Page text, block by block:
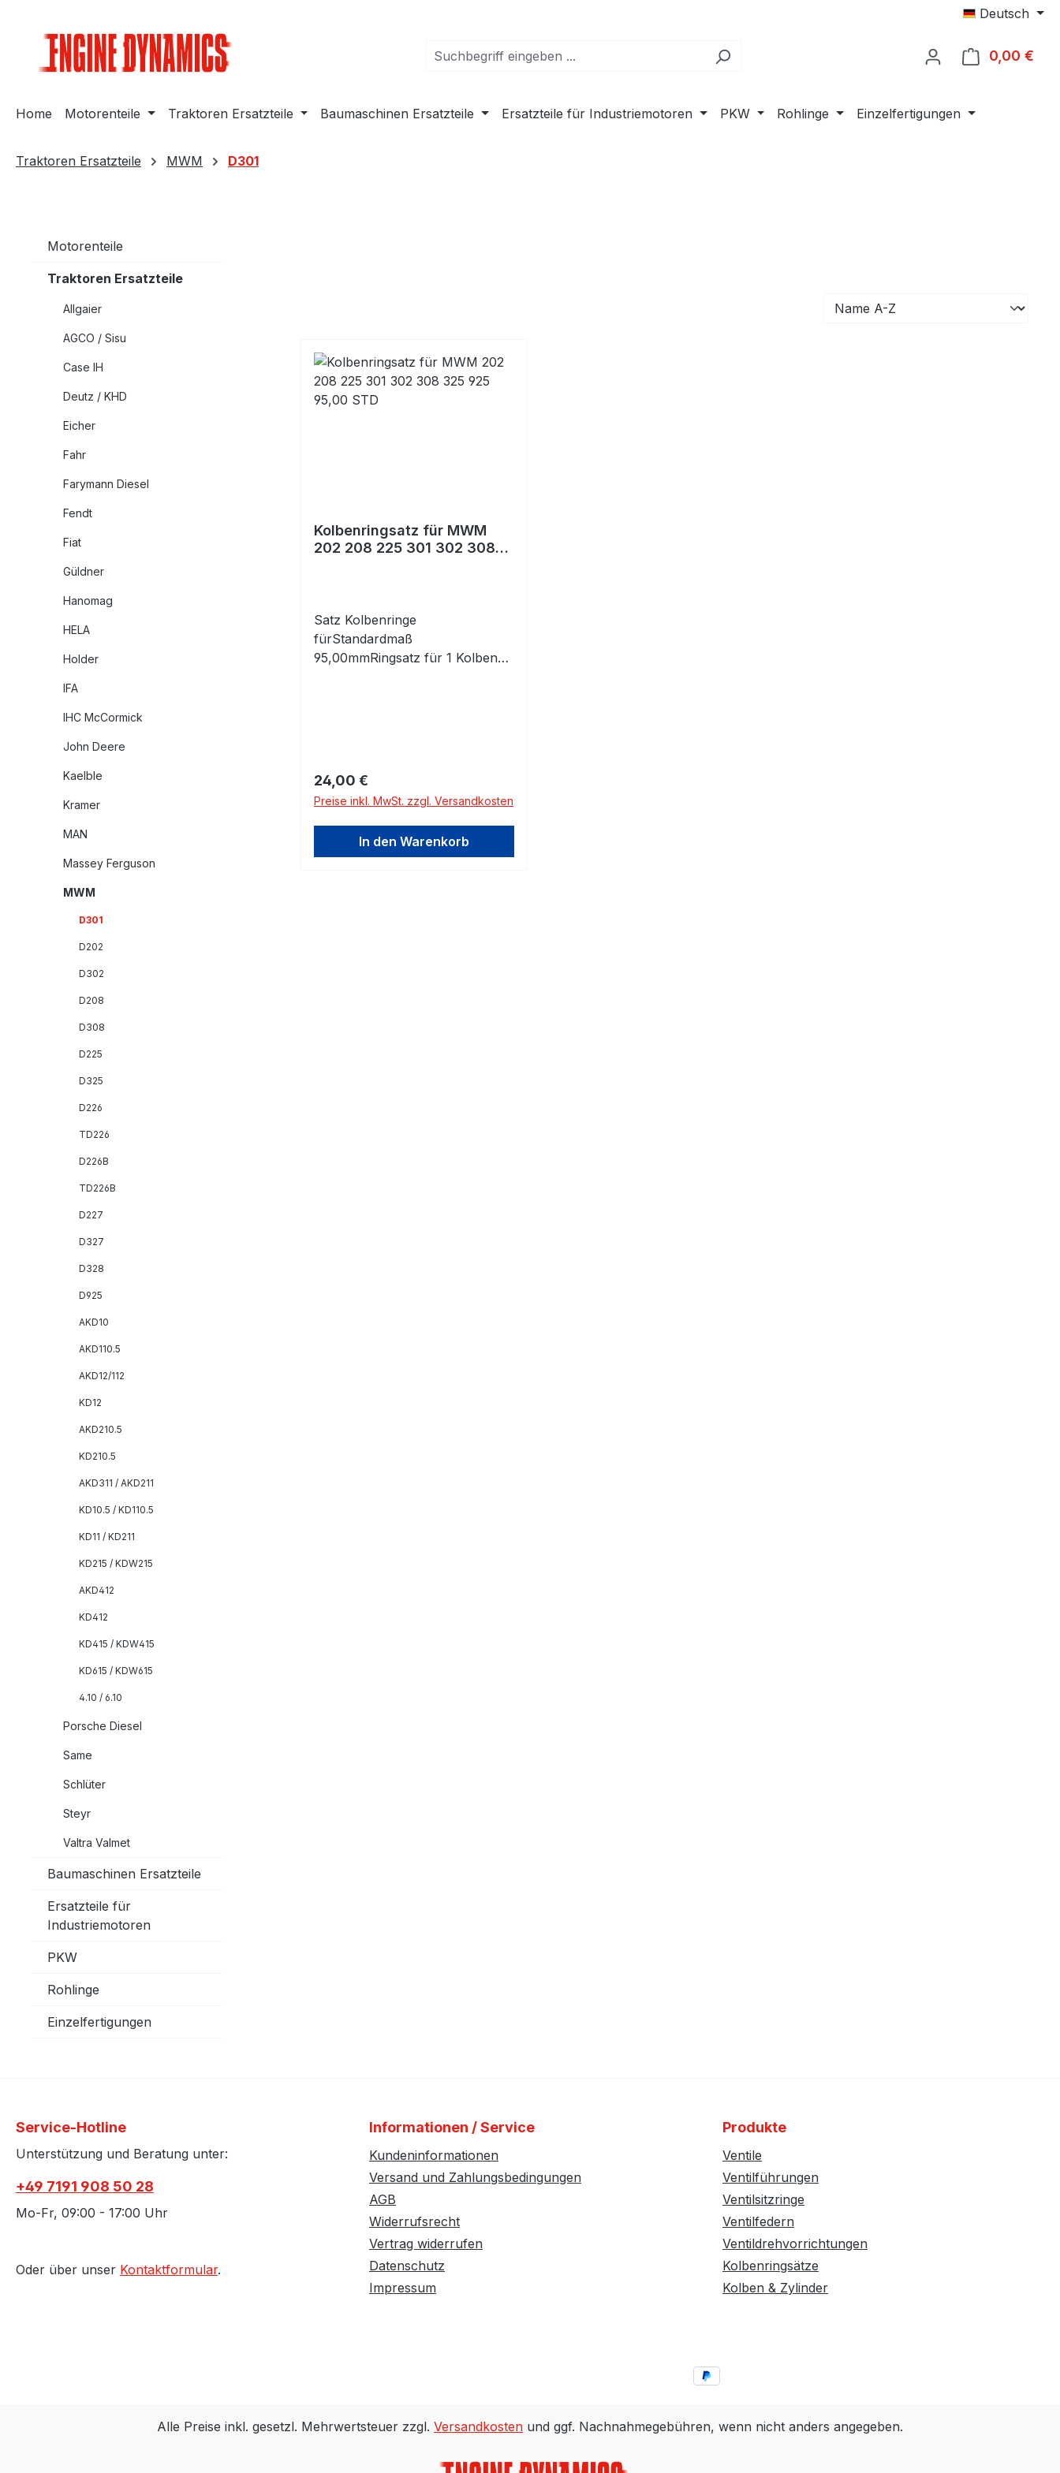
Deutsch
0,00 €
Home Motorenteile Traktoren Ersatzteile Baumaschinen Ersatzteile Ersatzteile für Industriemotoren PKW Rohlinge Einzelfertigungen
Traktoren Ersatzteile MWM D301
Motorenteile
Traktoren Ersatzteile
Allgaier
AGCO / Sisu
Case IH
Deutz / KHD
Eicher
Fahr
Farymann Diesel
Fendt
Fiat
Güldner
Hanomag
HELA
Holder
IFA
IHC McCormick
John Deere
Kaelble
Kramer
MAN
Massey Ferguson
MWM
D301
D202
D302
D208
D308
D225
D325
D226
TD226
D226B
TD226B
D227
D327
D328
D925
AKD10
AKD110.5
AKD12/112
KD12
AKD210.5
KD210.5
AKD311 / AKD211
KD10.5 / KD110.5
KD11 / KD211
KD215 / KDW215
AKD412
KD412
KD415 / KDW415
KD615 / KDW615
4.10 / 6.10
Porsche Diesel
Same
Schlüter
Steyr
Valtra Valmet
Baumaschinen Ersatzteile
Ersatzteile für
Industriemotoren
PKW
Rohlinge
Einzelfertigungen
Kolbenringsatz für MWM
202 208 225 301 302 308
Satz Kolbenringe
fürStandardmaß
95,00mmRingsatz für 1 Kolben
Regulärer Preis:
24,00 €
Preise inkl. MwSt. zzgl. Versandkosten
In den Warenkorb
Service-Hotline
Unterstützung und Beratung unter:
+49 7191 908 50 28
Mo-Fr, 09:00 - 17:00 Uhr
Oder über unser Kontaktformular.
Informationen / Service
Kundeninformationen
Versand und Zahlungsbedingungen
AGB
Widerrufsrecht
Vertrag widerrufen
Datenschutz
Impressum
Produkte
Ventile
Ventilführungen
Ventilsitzringe
Ventilfedern
Ventildrehvorrichtungen
Kolbenringsätze
Kolben & Zylinder
Alle Preise inkl. gesetzl. Mehrwertsteuer zzgl. Versandkosten und ggf. Nachnahmegebühren, wenn nicht anders angegeben.